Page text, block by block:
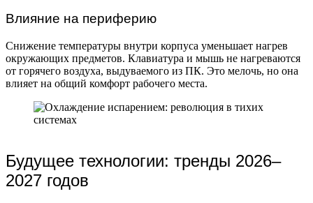
Влияние на периферию
Снижение температуры внутри корпуса уменьшает нагрев
окружающих предметов. Клавиатура и мышь не нагреваются
от горячего воздуха, выдуваемого из ПК. Это мелочь, но она
влияет на общий комфорт рабочего места.
Будущее технологии: тренды 2026–
2027 годов